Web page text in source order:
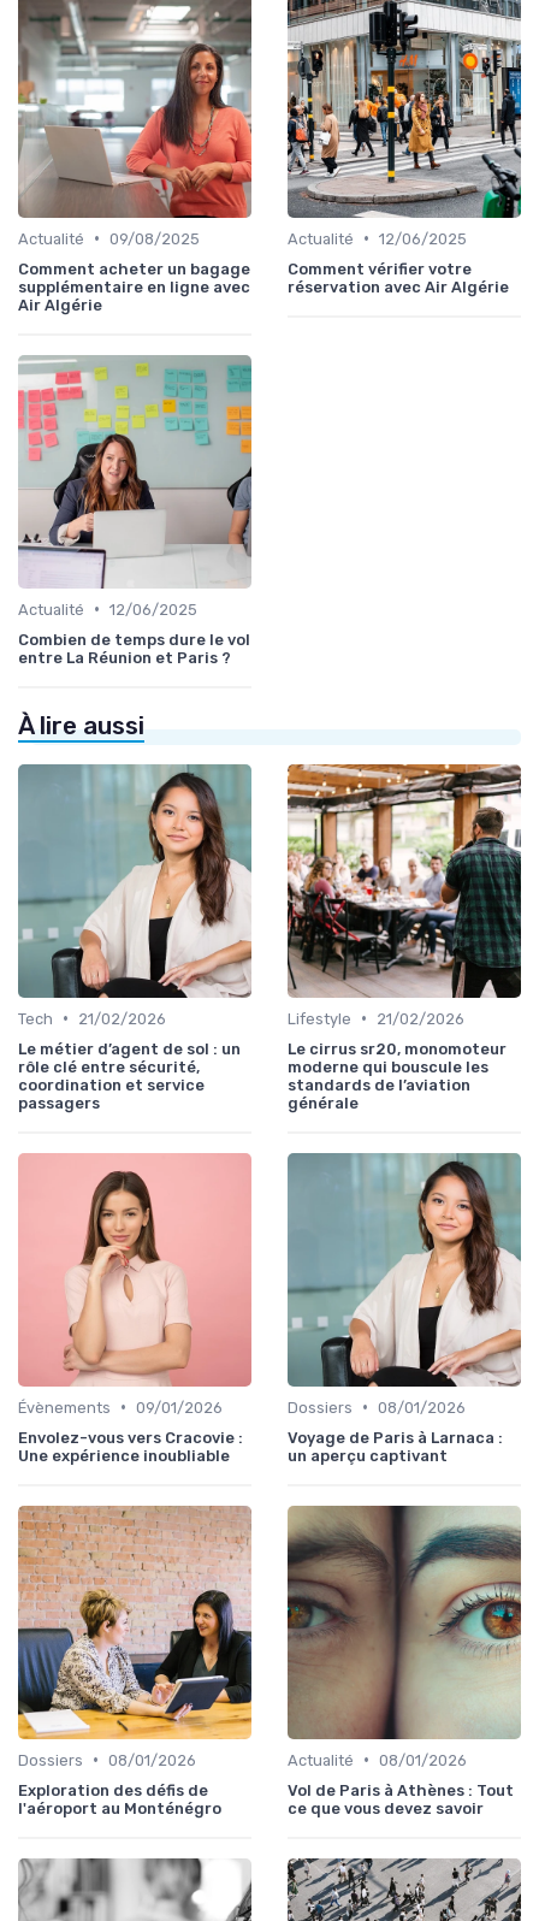
Actualité • 09/08/2025
Comment acheter un bagage
supplémentaire en ligne avec
Air Algérie
Actualité • 12/06/2025
Comment vérifier votre
réservation avec Air Algérie
Actualité • 12/06/2025
Combien de temps dure le vol
entre La Réunion et Paris ?
À lire aussi
Tech •
21/02/2026
Le métier d’agent de sol : un
rôle clé entre sécurité,
coordination et service
passagers
Lifestyle •
21/02/2026
Le cirrus sr20, monomoteur
moderne qui bouscule les
standards de l’aviation
générale
Évènements • 09/01/2026
Envolez-vous vers Cracovie :
Une expérience inoubliable
Dossiers • 08/01/2026
Voyage de Paris à Larnaca :
un aperçu captivant
Dossiers • 08/01/2026
Exploration des défis de
l'aéroport au Monténégro
Actualité • 08/01/2026
Vol de Paris à Athènes : Tout
ce que vous devez savoir